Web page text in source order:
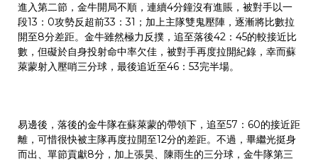
進入第二節，金牛開局不順，連續4分鐘沒有進賬，被對手以一
段13：0攻勢反超前33：31；加上主隊雙鬼壓陣，逐漸將比數拉
開至8分差距。金牛雖然極力反撲，追至落後42：45的較接近比
數，但礙於自身投射命中率欠佳，被對手再度拉開紀錄，幸而蘇
萊蒙射入壓哨三分球，最後追近至46：53完半場。
易邊後，落後的金牛隊在蘇萊蒙的帶領下，追至57：60的接近距
離，可惜很快被主隊再度拉開至12分的差距。不過，畢繼光挺身
而出、單節貢獻8分，加上張昊、陳雨生的三分球，金牛隊第三